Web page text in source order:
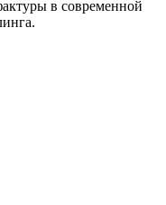
в современной